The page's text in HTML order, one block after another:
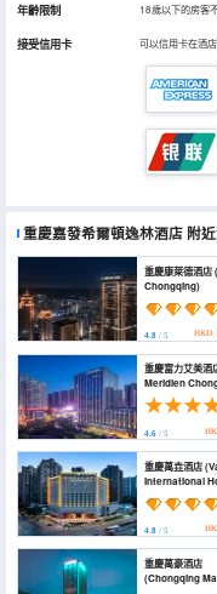
年齡限制 18歲以下的房客
接受信用卡 可以信用卡在酒
重慶嘉發希爾頓逸林酒店 附
重慶康萊德酒店 (Conrad
Chongqing)
4.8 / 5 HKD
重慶富力艾美酒店
Meridien
Nan'an)
4.6 / 5
重慶萬垚酒店 (VanYao
International
Chongqing)
4.8 / 5
重慶萬豪酒店
(Chongqing